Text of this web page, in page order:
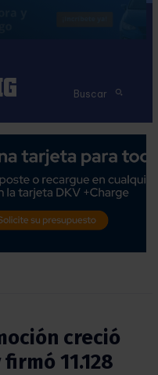
Buscar
creció
11.128